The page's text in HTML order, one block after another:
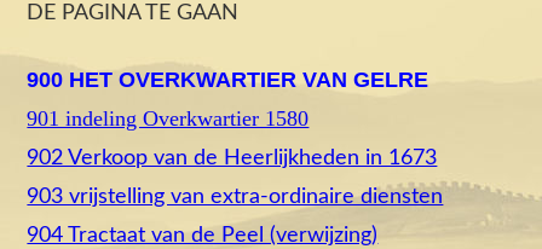
DE PAGINA TE GAAN
900 HET OVERKWARTIER VAN GELRE
901 indeling Overkwartier 1580
902 Verkoop van de Heerlijkheden in 1673
903 vrijstelling van extra-ordinaire diensten
904 Tractaat van de Peel (verwijzing)